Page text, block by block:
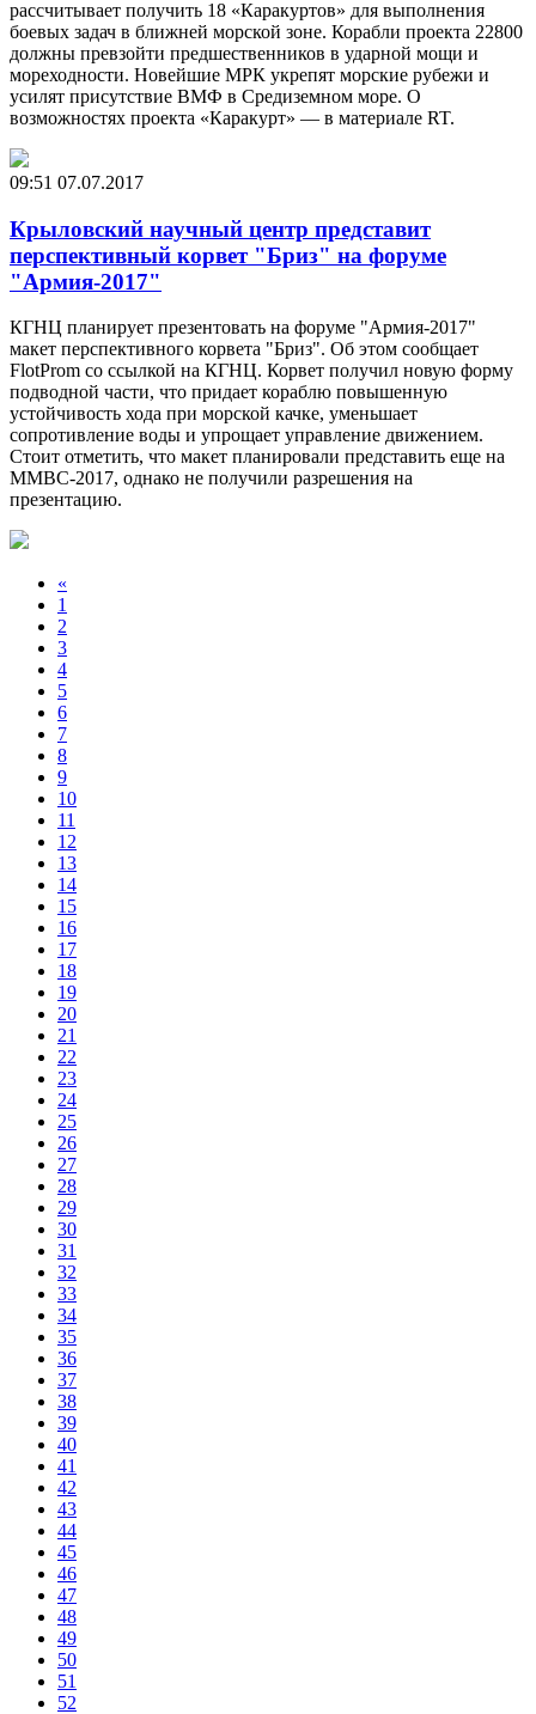
рассчитывает получить 18 «Каракуртов» для выполнения
боевых задач в ближней морской зоне. Корабли проекта 22800
должны превзойти предшественников в ударной мощи и
мореходности. Новейшие МРК укрепят морские рубежи и
усилят присутствие ВМФ в Средиземном море. О
возможностях проекта «Каракурт» — в материале RT.
09:51 07.07.2017
Крыловский научный центр представит
перспективный корвет "Бриз" на форуме
"Армия-2017"
КГНЦ планирует презентовать на форуме "Армия-2017"
макет перспективного корвета "Бриз". Об этом сообщает
FlotProm со ссылкой на КГНЦ. Корвет получил новую форму
подводной части, что придает кораблю повышенную
устойчивость хода при морской качке, уменьшает
сопротивление воды и упрощает управление движением.
Стоит отметить, что макет планировали представить еще на
ММВС-2017, однако не получили разрешения на
презентацию.
«
1
2
3
4
5
6
7
8
9
10
11
12
13
14
15
16
17
18
19
20
21
22
23
24
25
26
27
28
29
30
31
32
33
34
35
36
37
38
39
40
41
42
43
44
45
46
47
48
49
50
51
52